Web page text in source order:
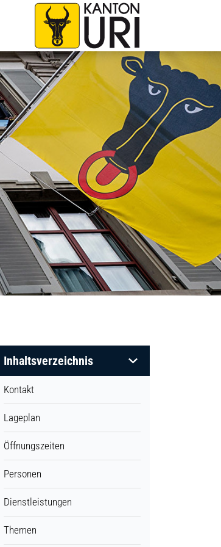
zur Startseite
Inhaltsverzeichnis
Kontakt
Lageplan
Öffnungszeiten
Personen
Dienstleistungen
Themen